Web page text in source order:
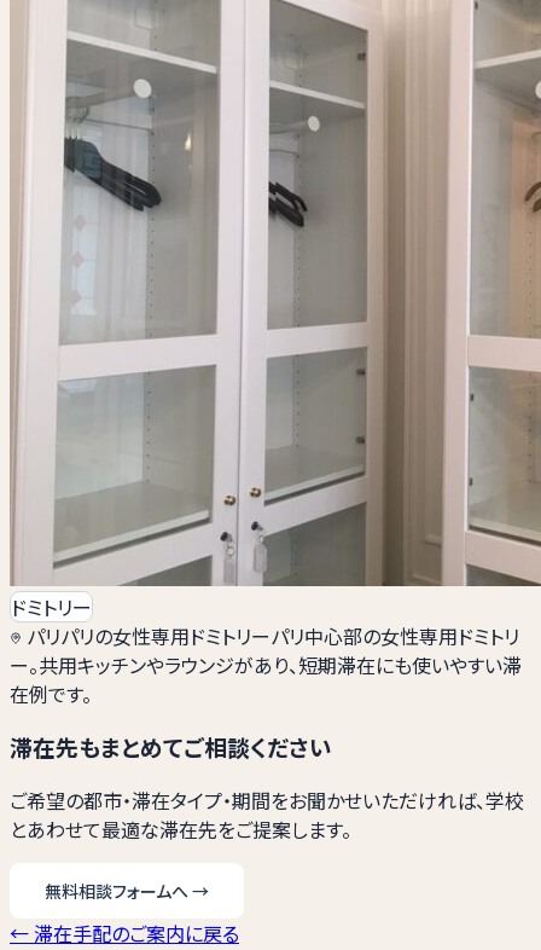
ドミトリー
パリパリの女性専用ドミトリーパリ中心部の女性専用ドミトリ
ー。共用キッチンやラウンジがあり、短期滞在にも使いやすい滞
在例です。
滞在先もまとめてご相談ください
ご希望の都市・滞在タイプ・期間をお聞かせいただければ、学校
とあわせて最適な滞在先をご提案します。
無料相談フォームへ→
← 滞在手配のご案内に戻る